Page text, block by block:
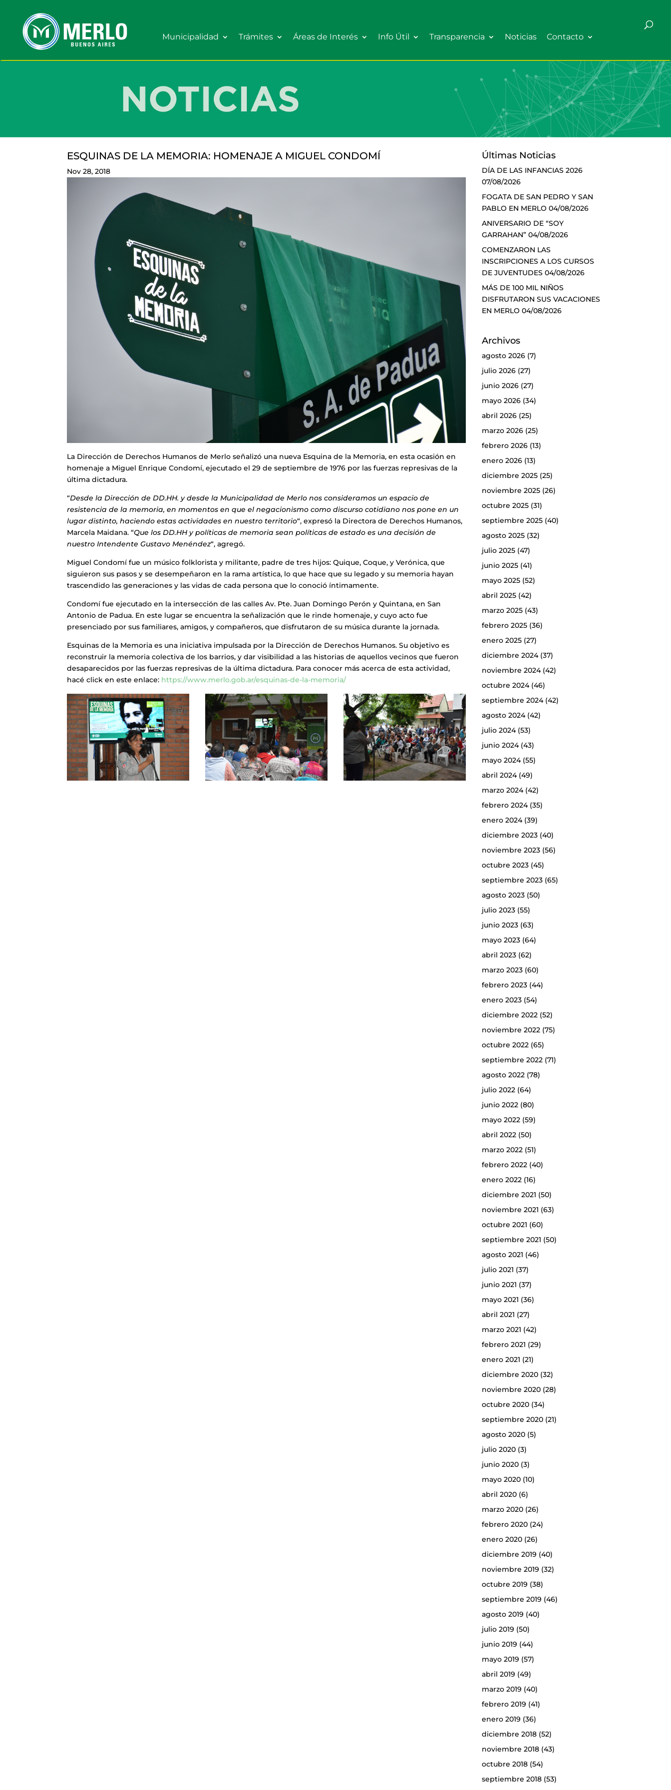
Municipalidad Trámites Áreas de Interés Info Útil Transparencia Noticias Contacto
ESQUINAS DE LA MEMORIA: HOMENAJE A MIGUEL CONDOMÍ
Nov 28, 2018
La Dirección de Derechos Humanos de Merlo señalizó una nueva Esquina de la Memoria, en esta ocasión en
homenaje a Miguel Enrique Condomí, ejecutado el 29 de septiembre de 1976 por las fuerzas represivas de la
última dictadura.
“Desde la Dirección de DD.HH. y desde la Municipalidad de Merlo nos consideramos un espacio de
resistencia de la memoria, en momentos en que el negacionismo como discurso cotidiano nos pone en un
lugar distinto, haciendo estas actividades en nuestro territorio“, expresó la Directora de Derechos Humanos,
Marcela Maidana. “Que los DD.HH y políticas de memoria sean políticas de estado es una decisión de
nuestro Intendente Gustavo Menéndez“, agregó.
Miguel Condomí fue un músico folklorista y militante, padre de tres hijos: Quique, Coque, y Verónica, que
siguieron sus pasos y se desempeñaron en la rama artística, lo que hace que su legado y su memoria hayan
trascendido las generaciones y las vidas de cada persona que lo conoció íntimamente.
Condomí fue ejecutado en la intersección de las calles Av. Pte. Juan Domingo Perón y Quintana, en San
Antonio de Padua. En este lugar se encuentra la señalización que le rinde homenaje, y cuyo acto fue
presenciado por sus familiares, amigos, y compañeros, que disfrutaron de su música durante la jornada.
Esquinas de la Memoria es una iniciativa impulsada por la Dirección de Derechos Humanos. Su objetivo es
reconstruir la memoria colectiva de los barrios, y dar visibilidad a las historias de aquellos vecinos que fueron
desaparecidos por las fuerzas represivas de la última dictadura. Para conocer más acerca de esta actividad,
hacé click en este enlace: https://www.merlo.gob.ar/esquinas-de-la-memoria/
Últimas Noticias
DÍA DE LAS INFANCIAS 2026
07/08/2026
FOGATA DE SAN PEDRO Y SAN
PABLO EN MERLO 04/08/2026
ANIVERSARIO DE “SOY
GARRAHAN” 04/08/2026
COMENZARON LAS
INSCRIPCIONES A LOS CURSOS
DE JUVENTUDES 04/08/2026
MÁS DE 100 MIL NIÑOS
DISFRUTARON SUS VACACIONES
EN MERLO 04/08/2026
Archivos
agosto 2026(7)
julio 2026(27)
junio 2026(27)
mayo 2026(34)
abril 2026(25)
marzo 2026(25)
febrero 2026(13)
enero 2026(13)
diciembre 2025(25)
noviembre 2025(26)
octubre 2025(31)
septiembre 2025(40)
agosto 2025(32)
julio 2025(47)
junio 2025(41)
mayo 2025(52)
abril 2025(42)
marzo 2025(43)
febrero 2025(36)
enero 2025(27)
diciembre 2024(37)
noviembre 2024(42)
octubre 2024(46)
septiembre 2024(42)
agosto 2024(42)
julio 2024(53)
junio 2024(43)
mayo 2024(55)
abril 2024(49)
marzo 2024(42)
febrero 2024(35)
enero 2024(39)
diciembre 2023(40)
noviembre 2023(56)
octubre 2023(45)
septiembre 2023(65)
agosto 2023(50)
julio 2023(55)
junio 2023(63)
mayo 2023(64)
abril 2023(62)
marzo 2023(60)
febrero 2023(44)
enero 2023(54)
diciembre 2022(52)
noviembre 2022(75)
octubre 2022(65)
septiembre 2022(71)
agosto 2022(78)
julio 2022(64)
junio 2022(80)
mayo 2022(59)
abril 2022(50)
marzo 2022(51)
febrero 2022(40)
enero 2022(16)
diciembre 2021 (50)
noviembre 2021 (63)
octubre 2021 (60)
septiembre 2021 (50)
agosto 2021 (46)
julio 2021 (37)
junio 2021 (37)
mayo 2021 (36)
abril 2021 (27)
marzo 2021 (42)
febrero 2021 (29)
enero 2021 (21)
diciembre 2020(32)
noviembre 2020(28)
octubre 2020(34)
septiembre 2020(21)
agosto 2020(5)
julio 2020(3)
junio 2020(3)
mayo 2020(10)
abril 2020(6)
marzo 2020(26)
febrero 2020(24)
enero 2020(26)
diciembre 2019 (40)
noviembre 2019 (32)
octubre 2019 (38)
septiembre 2019 (46)
agosto 2019 (40)
julio 2019 (50)
junio 2019 (44)
mayo 2019 (57)
abril 2019 (49)
marzo 2019 (40)
febrero 2019 (41)
enero 2019 (36)
diciembre 2018(52)
noviembre 2018(43)
octubre 2018(54)
septiembre 2018(53)